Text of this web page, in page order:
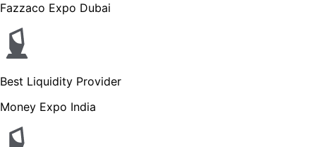
Fazzaco Expo Dubai
Best Liquidity Provider
Money Expo India